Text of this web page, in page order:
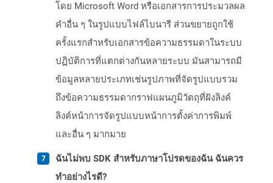
โดย Microsoft Word หรือเอกสารการประมวลผล
คำอื่น ๆ ในรูปแบบไฟล์ไบนารี ส่วนขยายถูกใช้
ครั้งแรกสำหรับเอกสารข้อความธรรมดาในระบบ
ปฏิบัติการที่แตกต่างกันหลายระบบ มันสามารถมี
ข้อมูลหลายประเภทเช่นรูปภาพที่จัดรูปแบบรวม
ถึงข้อความธรรมดากราฟแผนภูมิวัตถุที่ฝังลิงค์
ลิงค์หน้าการจัดรูปแบบหน้าการตั้งค่าการพิมพ์
และอื่น ๆ มากมาย
ฉันไม่พบ SDK สำหรับภาษาโปรดของฉัน ฉันควร
ทำอย่างไรดี?